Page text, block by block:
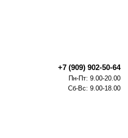
+7 (909) 902-50-64
Пн-Пт: 9.00-20.00
Сб-Вс: 9.00-18.00